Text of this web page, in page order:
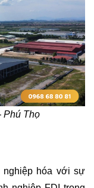
Phú Thọ
nghiệp hóa với sự